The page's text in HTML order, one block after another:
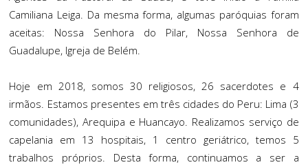
Camiliana Leiga. Da mesma forma, algumas paróquias foram
aceitas: Nossa Senhora do Pilar, Nossa Senhora de
Guadalupe, Igreja de Belém.
Hoje em 2018, somos 30 religiosos, 26 sacerdotes e 4
irmãos. Estamos presentes em três cidades do Peru: Lima (3
comunidades), Arequipa e Huancayo. Realizamos serviço de
capelania em 13 hospitais, 1 centro geriátrico, temos 5
trabalhos próprios. Desta forma, continuamos a ser a